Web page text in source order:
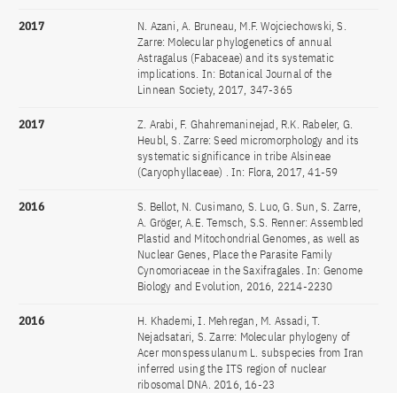
2017
N. Azani, A. Bruneau, M.F. Wojciechowski, S.
Zarre: Molecular phylogenetics of annual
Astragalus (Fabaceae) and its systematic
implications. In: Botanical Journal of the
Linnean Society, 2017, 347-365
2017
Z. Arabi, F. Ghahremaninejad, R.K. Rabeler, G.
Heubl, S. Zarre: Seed micromorphology and its
systematic significance in tribe Alsineae
(Caryophyllaceae) . In: Flora, 2017, 41-59
2016
S. Bellot, N. Cusimano, S. Luo, G. Sun, S. Zarre,
A. Gröger, A.E. Temsch, S.S. Renner: Assembled
Plastid and Mitochondrial Genomes, as well as
Nuclear Genes, Place the Parasite Family
Cynomoriaceae in the Saxifragales. In: Genome
Biology and Evolution, 2016, 2214-2230
2016
H. Khademi, I. Mehregan, M. Assadi, T.
Nejadsatari, S. Zarre: Molecular phylogeny of
Acer monspessulanum L. subspecies from Iran
inferred using the ITS region of nuclear
ribosomal DNA. 2016, 16-23